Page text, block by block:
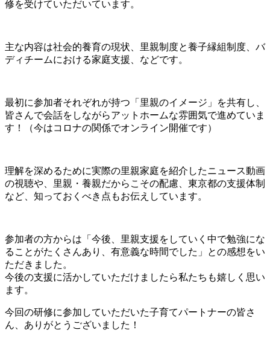
修を受けていただいています。
主な内容は社会的養育の現状、里親制度と養子縁組制度、バ
ディチームにおける家庭支援、などです。
最初に参加者それぞれが持つ「里親のイメージ」を共有し、
皆さんで会話をしながらアットホームな雰囲気で進めていま
す！（今はコロナの関係でオンライン開催です）
理解を深めるために実際の里親家庭を紹介したニュース動画
の視聴や、里親・養親だからこその配慮、東京都の支援体制
など、知っておくべき点もお伝えしています。
参加者の方からは「今後、里親支援をしていく中で勉強にな
ることがたくさんあり、有意義な時間でした」との感想をい
ただきました。
今後の支援に活かしていただけましたら私たちも嬉しく思い
ます。
今回の研修に参加していただいた子育てパートナーの皆さ
ん、ありがとうございました！